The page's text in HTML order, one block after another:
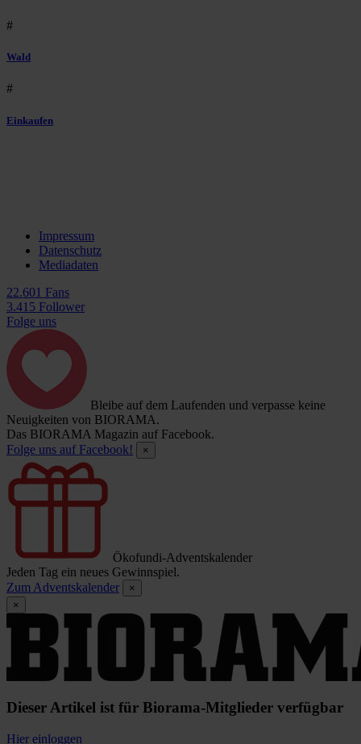
#
Wald
#
Einkaufen
Impressum
Datenschutz
Mediadaten
22.601 Fans
3.415 Follower
Folge uns
Bleibe auf dem Laufenden und verpasse keine
Neuigkeiten von BIORAMA.
Das BIORAMA Magazin auf Facebook.
Folge uns auf Facebook!
×
Ökofundi-Adventskalender
Jeden Tag ein neues Gewinnspiel.
Zum Adventskalender
×
×
Dieser Artikel ist für Biorama-Mitglieder verfügbar
Hier einloggen